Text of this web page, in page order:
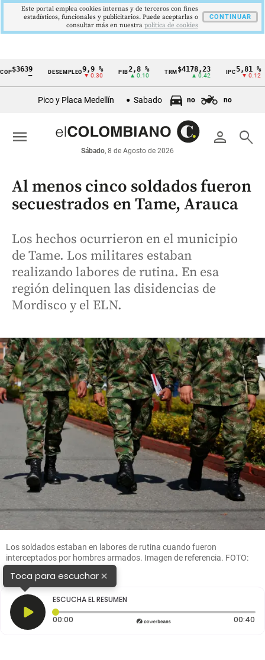
Cintillo
económicos
Colombia
—
DESEMPLEO9,9 %
▼ 0.30
PIB 2,8 %
▲ 0.10
TRM $4178,23
▲ 0.42
IPC 5,81 %
▼ 0.12
Pico y Placa Medellín Sabado no no
person search
Sábado, 8 de Agosto de 2026
menu
Al menos cinco soldados fueron
secuestrados en Tame, Arauca
Los hechos ocurrieron en el municipio
de Tame. Los militares estaban
realizando labores de rutina. En esa
región delinquen las disidencias de
Mordisco y el ELN.
Los soldados estaban en labores de rutina cuando fueron
interceptados por hombres armados. Imagen de referencia. FOTO:
Colprensa
Toca para escuchar×
ESCUCHA EL RESUMEN
00:00 Tiempo transcurrido: 0 segundos 00:40
Este portal emplea cookies internas y de terceros con fines
estadísticos, funcionales y publicitarios. Puede aceptarlas o
consultar más en nuestra politica de cookies
CONTINUAR